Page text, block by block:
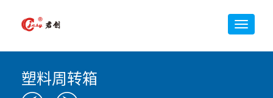
塑料周转箱